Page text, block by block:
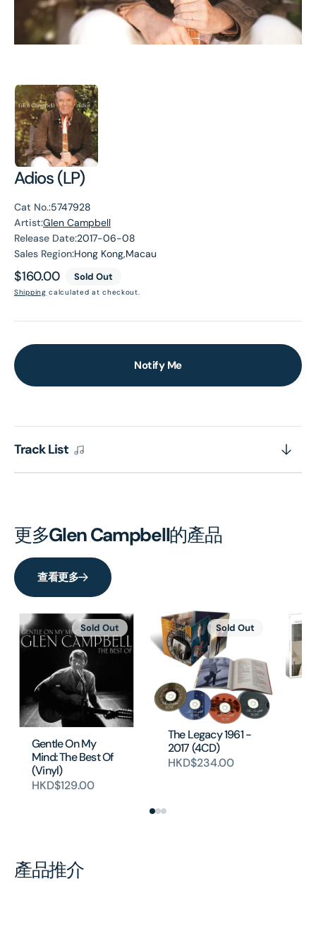
Adios (LP)
Cat No.:5747928
Artist:Glen Campbell
Release Date:2017-06-08
Sales Region:Hong Kong,Macau
Regular
price
$160.00 Sold Out
Shipping calculated at checkout.
Notify Me
Track List
更多Glen Campbell的產品
查看更多
Gentle On My
Mind: The Best Of
(Vinyl)
HKD$129.00
Sold Out
The Legacy 1961 -
2017 (4CD)
HKD$234.00
Sold Out
產品推介